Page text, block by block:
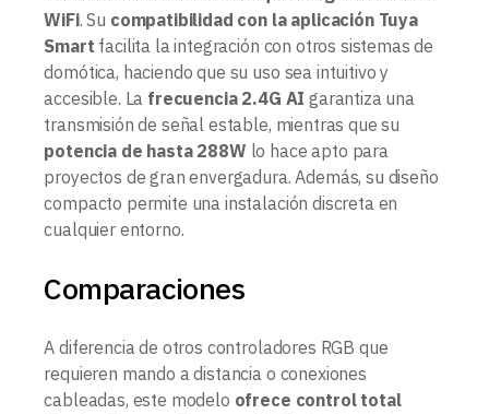
WiFi. Su compatibilidad con la aplicación Tuya
Smart facilita la integración con otros sistemas de
domótica, haciendo que su uso sea intuitivo y
accesible. La frecuencia 2.4G AI garantiza una
transmisión de señal estable, mientras que su
potencia de hasta 288W lo hace apto para
proyectos de gran envergadura. Además, su diseño
compacto permite una instalación discreta en
cualquier entorno.
Comparaciones
A diferencia de otros controladores RGB que
requieren mando a distancia o conexiones
cableadas, este modelo ofrece control total